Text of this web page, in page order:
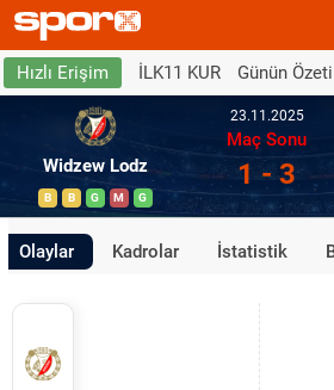
Hızlı Erişim İLK11 KUR Günün Özeti
Widzew Lodz
B B G M G
23.11.2025
Maç Sonu
1 - 3
Olaylar Kadrolar İstatistik